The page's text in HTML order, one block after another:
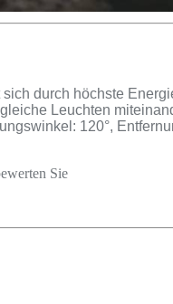
durch höchste
Leuchten
120°,
Sie